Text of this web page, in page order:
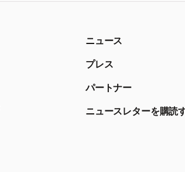
ニュース
プレス
パートナー
ニュースレターを購読